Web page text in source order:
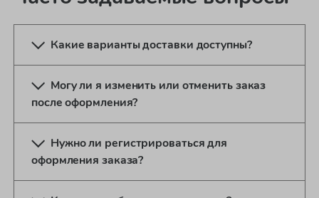
Какие варианты доставки доступны?
Могу ли я изменить или отменить заказ
после оформления?
Нужно ли регистрироваться для
оформления заказа?